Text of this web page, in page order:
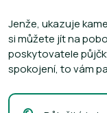
Jenže, ukazuje
si můžete jít na
poskytovatele
spokojení, to vám